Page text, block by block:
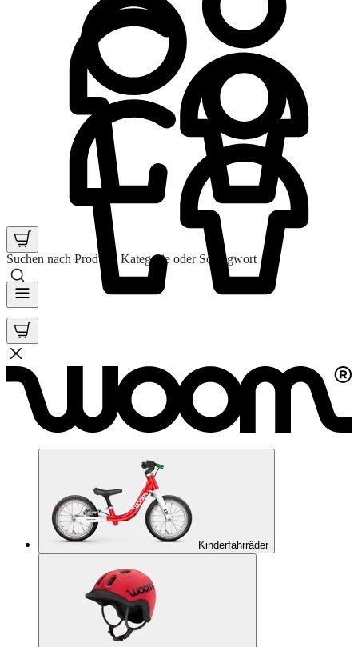
Suchen nach Produkt, Kategorie oder Schlagwort
Kinderfahrräder